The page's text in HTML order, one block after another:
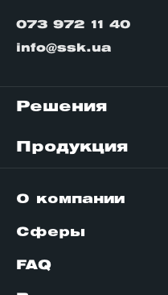
073 972 11 40
info@ssk.ua
Решения
Продукция
О компании
Сферы
FAQ